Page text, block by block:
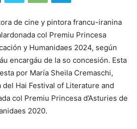
de cine y pintora francu-iranina
col Premiu Princesa
y Humanidaes 2024, según
encargáu de la so concesión. Esta
por María Sheila Cremaschi,
del Hai Festival of Literature and
col Premiu Princesa d’Asturies de
2020.